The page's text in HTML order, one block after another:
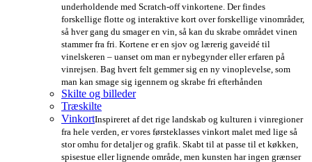
underholdende med Scratch-off vinkortene. Der findes
forskellige flotte og interaktive kort over forskellige vinområder,
så hver gang du smager en vin, så kan du skrabe området vinen
stammer fra fri. Kortene er en sjov og lærerig gaveidé til
vinelskeren – uanset om man er nybegynder eller erfaren på
vinrejsen. Bag hvert felt gemmer sig en ny vinoplevelse, som
man kan smage sig igennem og skrabe fri efterhånden
Skilte og billeder
Træskilte
VinkortInspireret af det rige landskab og kulturen i vinregioner
fra hele verden, er vores førsteklasses vinkort malet med lige så
stor omhu for detaljer og grafik. Skabt til at passe til et køkken,
spisestue eller lignende område, men kunsten har ingen grænser